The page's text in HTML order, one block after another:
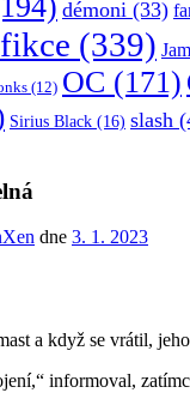
démoni (33)
(339)
(12) OC (171)
Sirius Black (16) slash
dne 3. 1. 2023
a když se vrátil,
informoval,